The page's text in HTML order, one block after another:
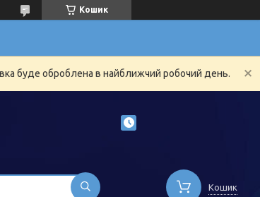
Кошик
буде оброблена в найближчий робочий день.
Кошик